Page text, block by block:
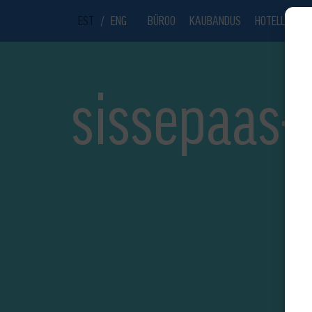
EST / ENG BÜROO KAUBANDUS HOTELL
sissepaas-